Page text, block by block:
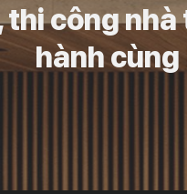
thi công
hành cùng